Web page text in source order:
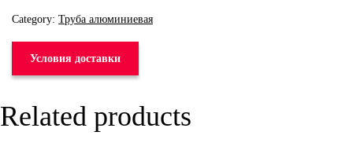
Category: Труба алюминиевая
Условия доставки
Related products